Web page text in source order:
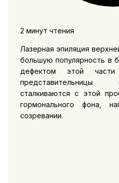
2 минут чтения
Лазерная эпиляция
большую популярность в
дефектом этой
представительницы
сталкиваются с этой
гормонального фона,
созревании.